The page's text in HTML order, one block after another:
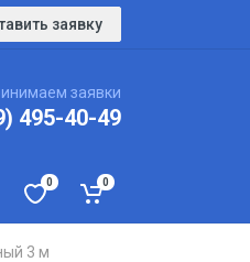
заявку
заявки
495-40-49
0 0
3 м